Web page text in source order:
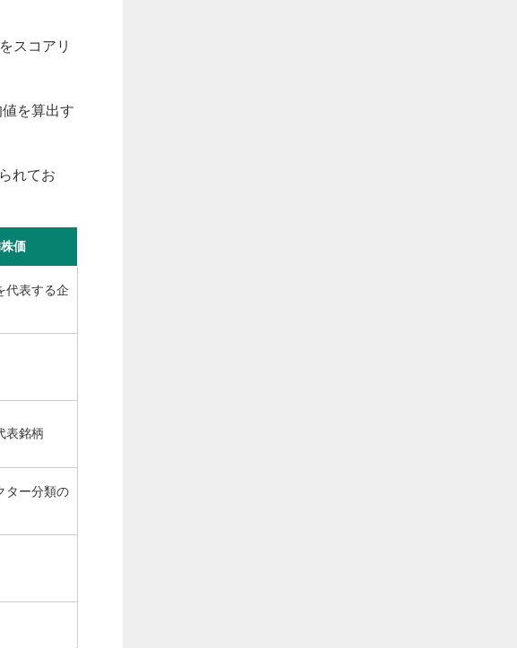
スコアリ
を算出す
れてお
価
代表する企
表銘柄
ター分類の